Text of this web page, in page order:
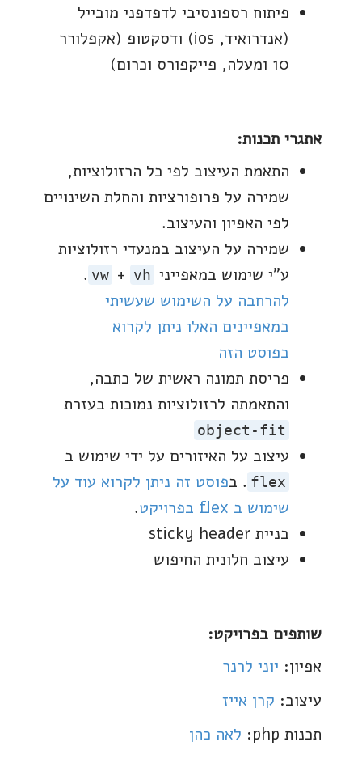
פיתוח רספונסיבי לדפדפני מובייל
(אנדרואיד, ios) ודסקטופ (אקפלורר
10 ומעלה, פייקפורס וכרום)
אתגרי תכנות:
התאמת העיצוב לפי כל הרזולוציות,
שמירה על פרופורציות והחלת השינויים
לפי האפיון והעיצוב.
שמירה על העיצוב במנעדי רזולוציות
ע"י שימוש במאפייני
vw + vh
.
להרחבה על השימוש שעשיתי
במאפיינים האלו ניתן לקרוא
בפוסט הזה
פריסת תמונה ראשית של כתבה,
והתאמתה לרזולוציות נמוכות בעזרת
object-fit
עיצוב על האיזורים על ידי שימוש ב
flex . בפוסט זה ניתן לקרוא עוד על
שימוש ב flex בפרויקט
.
בניית sticky header
עיצוב חלונית החיפוש
שותפים בפרויקט:
אפיון: יוני לרנר
עיצוב: קרן אייז
תכנות php:
לאה כהן